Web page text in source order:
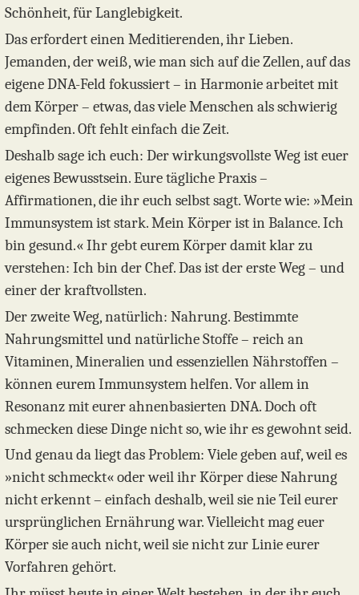
Schönheit, für Langlebigkeit.
Das erfordert einen Meditierenden, ihr Lieben.
Jemanden, der weiß, wie man sich auf die Zellen, auf das
eigene DNA-Feld fokussiert – in Harmonie arbeitet mit
dem Körper – etwas, das viele Menschen als schwierig
empfinden. Oft fehlt einfach die Zeit.
Deshalb sage ich euch: Der wirkungsvollste Weg ist euer
eigenes Bewusstsein. Eure tägliche Praxis –
Affirmationen, die ihr euch selbst sagt. Worte wie: »Mein
Immunsystem ist stark. Mein Körper ist in Balance. Ich
bin gesund.« Ihr gebt eurem Körper damit klar zu
verstehen: Ich bin der Chef. Das ist der erste Weg – und
einer der kraftvollsten.
Der zweite Weg, natürlich: Nahrung. Bestimmte
Nahrungsmittel und natürliche Stoffe – reich an
Vitaminen, Mineralien und essenziellen Nährstoffen –
können eurem Immunsystem helfen. Vor allem in
Resonanz mit eurer ahnenbasierten DNA. Doch oft
schmecken diese Dinge nicht so, wie ihr es gewohnt seid.
Und genau da liegt das Problem: Viele geben auf, weil es
»nicht schmeckt« oder weil ihr Körper diese Nahrung
nicht erkennt – einfach deshalb, weil sie nie Teil eurer
ursprünglichen Ernährung war. Vielleicht mag euer
Körper sie auch nicht, weil sie nicht zur Linie eurer
Vorfahren gehört.